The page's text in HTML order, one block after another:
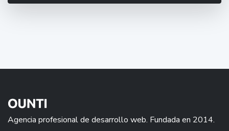
Agencia profesional de desarrollo web. Fundada en 2014.